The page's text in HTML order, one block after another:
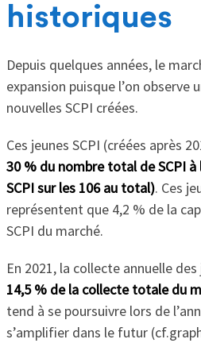
historiques
Depuis quelques années, le
expansion puisque l’on observe
nouvelles SCPI créées.
Ces jeunes SCPI (créées après
30 % du nombre total de SCPI
SCPI sur les 106 au total). Ces
représentent que 4,2 % de la
SCPI du marché.
En 2021, la collecte annuelle
14,5 % de la collecte totale du
tend à se poursuivre lors de
s’amplifier dans le futur